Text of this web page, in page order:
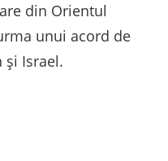
din Orientul
unui acord de
şi Israel.